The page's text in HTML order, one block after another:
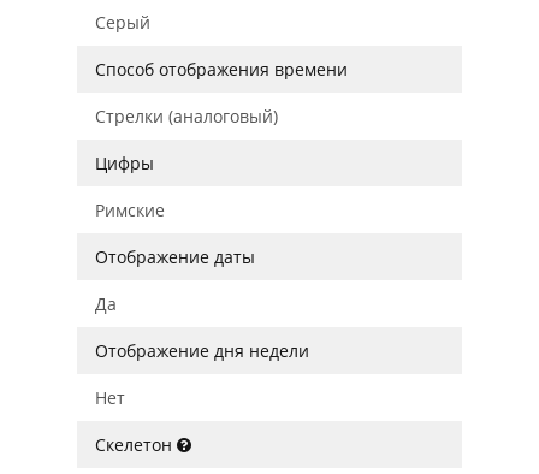
Серый
Способ отображения времени
Стрелки (аналоговый)
Цифры
Римские
Отображение даты
Да
Отображение дня недели
Нет
Скелетон